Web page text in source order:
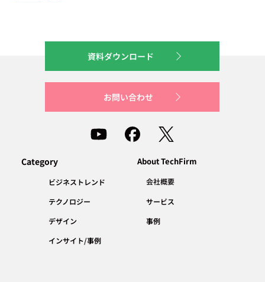
資料ダウンロード
お問い合わせ
Category
ビジネストレンド
テクノロジー
デザイン
インサイト/事例
About TechFirm
会社概要
サービス
事例